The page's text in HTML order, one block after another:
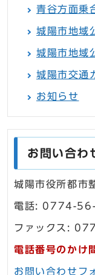
青谷方面乗
城陽市地域
城陽市地域
城陽市交通
お知らせ
お問い合わ
城陽市役所都市
電話: 0774-
ファックス:
電話番号のかけ
お問い合わせフ